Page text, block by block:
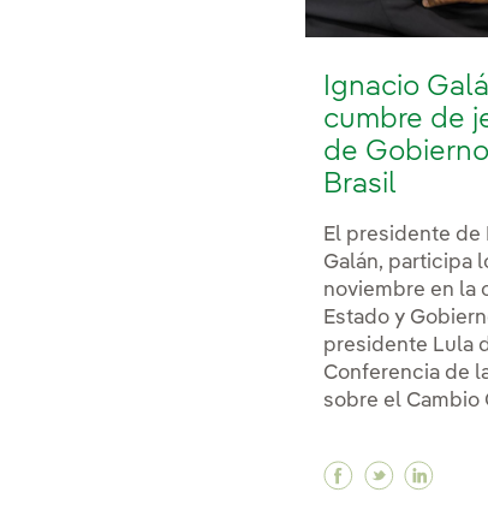
Ignacio
cumbre de
de
Brasil
El presidente de
Galán, participa
noviembre en la
Estado y
presidente Lula
Conferencia de
sobre el Cambio
Facebook
Twitter